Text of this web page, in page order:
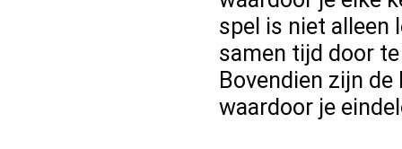
spel is niet alleen
samen tijd door
Bovendien zijn
waardoor je